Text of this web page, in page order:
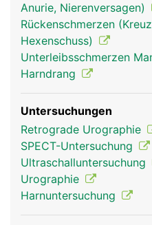
Anurie, Nierenversagen)
Rückenschmerzen
Hexenschuss)
Unterleibsschmerzen
Harndrang
Untersuchungen
Retrograde Urographie
SPECT-Untersuchung
Ultraschalluntersuchung
Urographie
Harnuntersuchung